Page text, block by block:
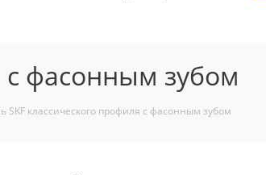
с фасонным зубом
SKF классического профиля с фасонным зубом